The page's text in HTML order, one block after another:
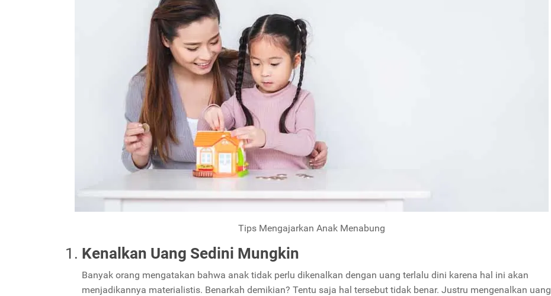
Tips Mengajarkan Anak Menabung
Kenalkan Uang Sedini Mungkin
Banyak orang mengatakan bahwa anak tidak perlu dikenalkan dengan uang terlalu dini karena hal ini akan
menjadikannya materialistis. Benarkah demikian? Tentu saja hal tersebut tidak benar. Justru mengenalkan uang